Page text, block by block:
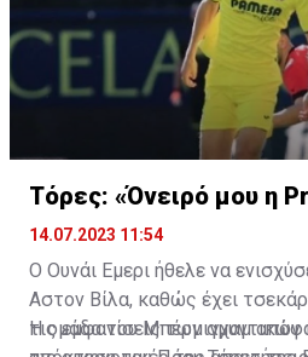
Τόρες: «Όνειρό μου η
14.07.2023 11:54
Ο Ουνάι Εμερι ήθελε να
Αστον Βίλα, καθώς έχει
τις εμφανίσεις των αμυντικών
Η ομάδα του Μπέρμιγχαμ